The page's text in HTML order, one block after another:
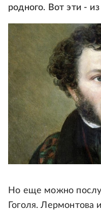
родного. Вот эти - из
Но еще можно
Гоголя. Лермонтова